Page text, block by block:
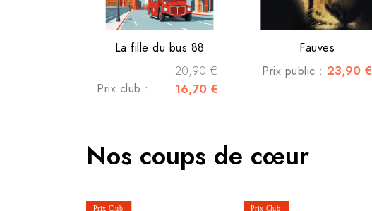
La fille du bus 88
20,90 €
Prix club : 16,70 €
Fauves
Prix public : 23,90 €
Nos coups de cœur